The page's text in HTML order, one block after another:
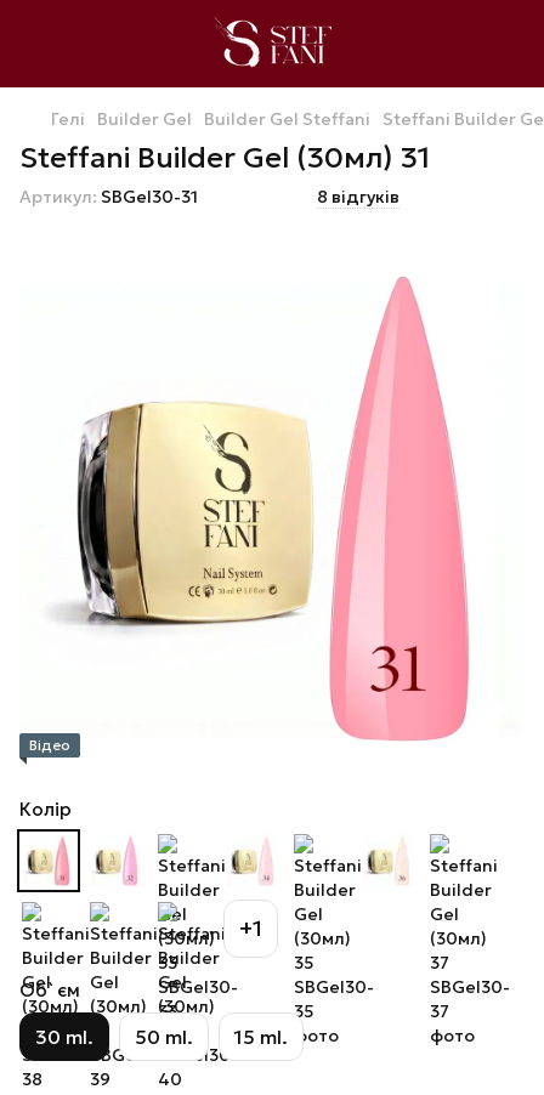
Гелі Builder Gel Builder Gel Steffani Steffani Builder
Steffani Builder Gel (30мл) 31
Артикул: SBGel30-31 8 відгуків
Відео
Колір
+1
Об`єм
30 ml. 50 ml. 15 ml.